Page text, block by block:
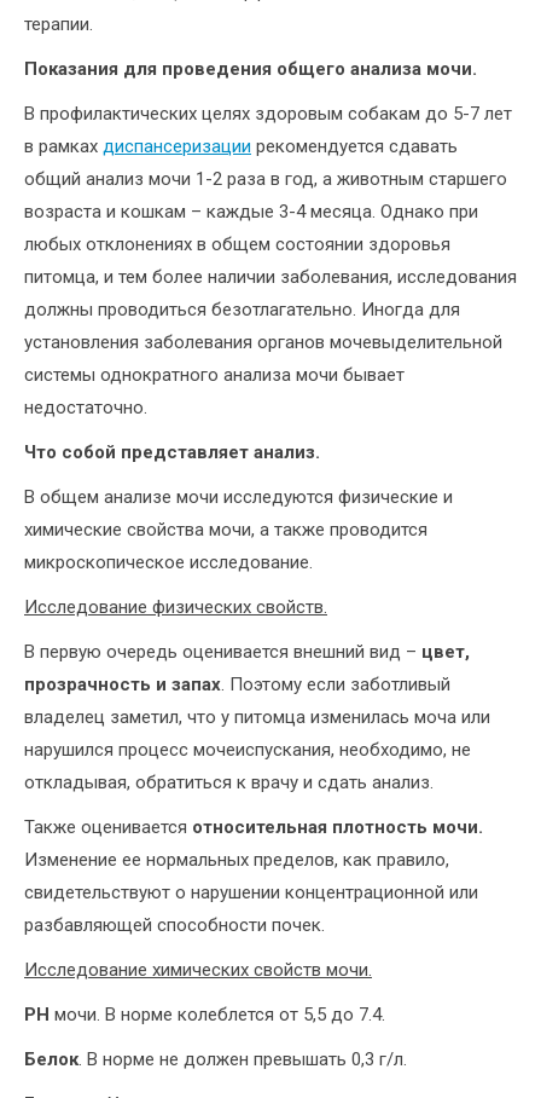
терапии.
Показания для проведения общего анализа мочи.
В профилактических целях здоровым собакам до 5-7 лет
в рамках диспансеризации рекомендуется сдавать
общий анализ мочи 1-2 раза в год, а животным старшего
возраста и кошкам – каждые 3-4 месяца. Однако при
любых отклонениях в общем состоянии здоровья
питомца, и тем более наличии заболевания, исследования
должны проводиться безотлагательно. Иногда для
установления заболевания органов мочевыделительной
системы однократного анализа мочи бывает
недостаточно.
Что собой представляет анализ.
В общем анализе мочи исследуются физические и
химические свойства мочи, а также проводится
микроскопическое исследование.
Исследование физических свойств.
В первую очередь оценивается внешний вид – цвет,
прозрачность и запах. Поэтому если заботливый
владелец заметил, что у питомца изменилась моча или
нарушился процесс мочеиспускания, необходимо, не
откладывая, обратиться к врачу и сдать анализ.
Также оценивается относительная плотность мочи.
Изменение ее нормальных пределов, как правило,
свидетельствуют о нарушении концентрационной или
разбавляющей способности почек.
Исследование химических свойств мочи.
РH мочи. В норме колеблется от 5,5 до 7.4.
Белок. В норме не должен превышать 0,3 г/л.